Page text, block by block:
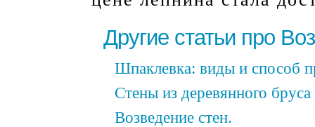
Другие статьи про
Шпаклевка: виды и способ
Стены из деревянного бруса
Возведение стен.